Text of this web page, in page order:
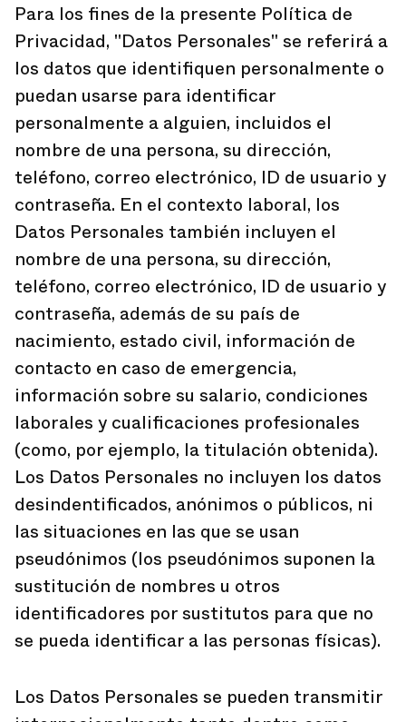
Para los fines de la presente Política de
Privacidad, "Datos Personales" se referirá a
los datos que identifiquen personalmente o
puedan usarse para identificar
personalmente a alguien, incluidos el
nombre de una persona, su dirección,
teléfono, correo electrónico, ID de usuario y
contraseña. En el contexto laboral, los
Datos Personales también incluyen el
nombre de una persona, su dirección,
teléfono, correo electrónico, ID de usuario y
contraseña, además de su país de
nacimiento, estado civil, información de
contacto en caso de emergencia,
información sobre su salario, condiciones
laborales y cualificaciones profesionales
(como, por ejemplo, la titulación obtenida).
Los Datos Personales no incluyen los datos
desindentificados, anónimos o públicos, ni
las situaciones en las que se usan
pseudónimos (los pseudónimos suponen la
sustitución de nombres u otros
identificadores por sustitutos para que no
se pueda identificar a las personas físicas).
Los Datos Personales se pueden transmitir